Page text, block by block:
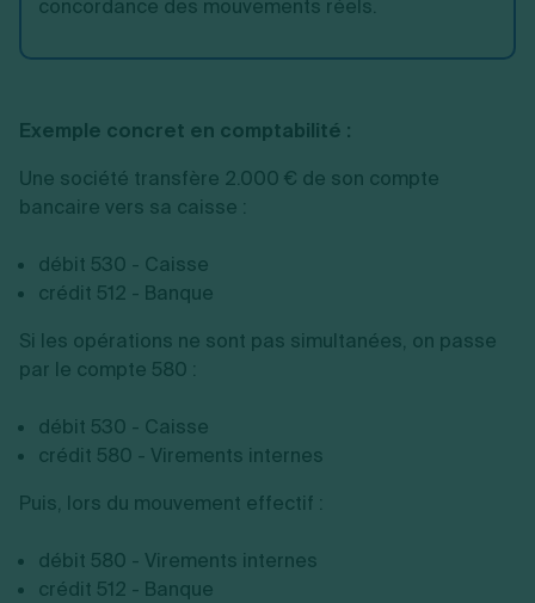
concordance des mouvements réels.
Exemple concret en comptabilité :
Une société transfère 2.000 € de son compte
bancaire vers sa caisse :
débit 530 - Caisse
crédit 512 - Banque
Si les opérations ne sont pas simultanées, on passe
par le compte 580 :
débit 530 - Caisse
crédit 580 - Virements internes
Puis, lors du mouvement effectif :
débit 580 - Virements internes
crédit 512 - Banque